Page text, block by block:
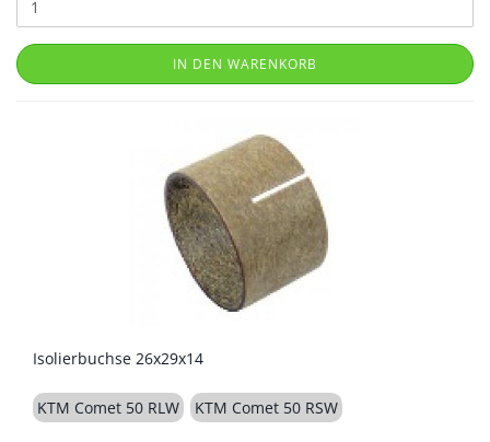
IN DEN WARENKORB
Isolierbuchse 26x29x14
KTM Comet 50 RLW KTM Comet 50 RSW